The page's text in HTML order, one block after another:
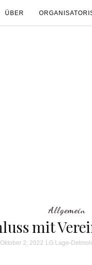
ÜBER
Allgemein
mit
Oktober 2, 2022 LG Lage-